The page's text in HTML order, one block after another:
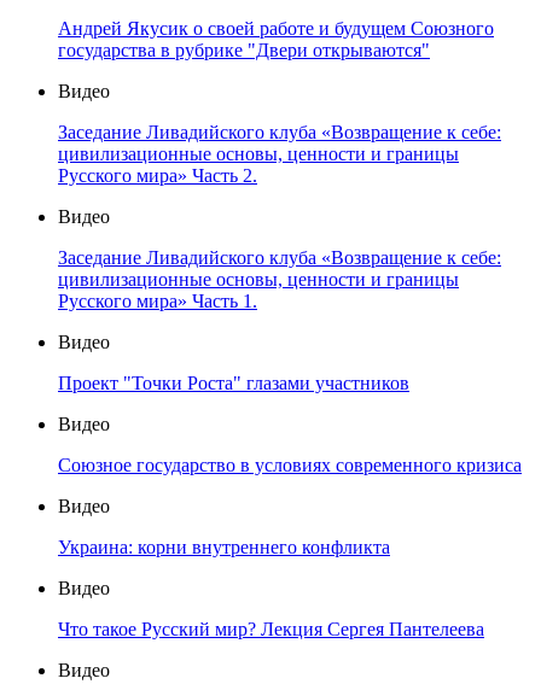
Андрей Якусик о своей работе и будущем Союзного
государства в рубрике "Двери открываются"
Видео
Заседание Ливадийского клуба «Возвращение к себе:
цивилизационные основы, ценности и границы
Русского мира» Часть 2.
Видео
Заседание Ливадийского клуба «Возвращение к себе:
цивилизационные основы, ценности и границы
Русского мира» Часть 1.
Видео
Проект "Точки Роста" глазами участников
Видео
Союзное государство в условиях современного кризиса
Видео
Украина: корни внутреннего конфликта
Видео
Что такое Русский мир? Лекция Сергея Пантелеева
Видео